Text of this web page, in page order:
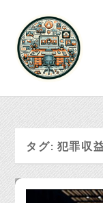
タグ: 犯罪収